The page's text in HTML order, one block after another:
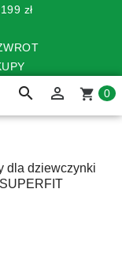
zł
search  shopping_cart 0
dla dziewczynki